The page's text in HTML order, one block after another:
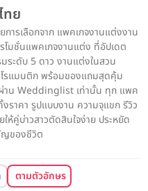
ทย
ารเลือกจาก แพคเกจงานแต่งงาน
โมชั่นแพคเกจงานแต่ง ที่อัปเดต
มระดับ 5 ดาว งานแต่งในสวน
โรแมนติก พร้อมของแถมสุดคุ้ม
าน Weddinglist เท่านั้น ทุก แพค
าคา รูปแบบงาน ความจุแขก รีวิว
ให้คู่บ่าวสาวตัดสินใจง่าย ประหยัด
ญของชีวิต
Hotel
ตามตัวอักษร